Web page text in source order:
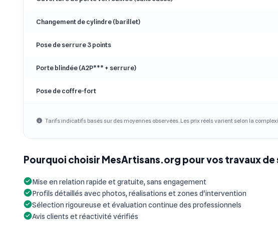
Changement de cylindre (barillet)
Pose de serrure 3 points
Porte blindée (A2P*** + serrure)
Pose de coffre-fort
Tarifs indicatifs basés sur des moyennes observées. Les prix réels varient selon la
Pourquoi choisir MesArtisans.org pour vos travaux de
Mise en relation rapide et gratuite, sans engagement
Profils détaillés avec photos, réalisations et zones d'intervention
Sélection rigoureuse et évaluation continue des professionnels
Avis clients et réactivité vérifiés